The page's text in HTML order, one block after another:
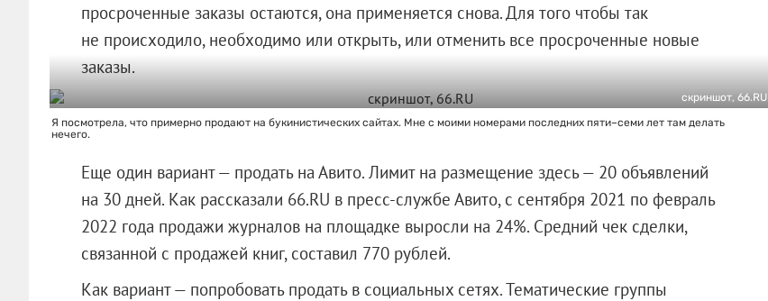
просроченные заказы остаются, она применяется снова. Для того чтобы так
не происходило, необходимо или открыть, или отменить все просроченные новые
заказы.
скриншот, 66.RU
Я посмотрела, что примерно продают на букинистических сайтах. Мне с моими номерами последних пяти–семи лет там делать
нечего.
Еще один вариант — продать на Авито. Лимит на размещение здесь — 20 объявлений
на 30 дней. Как рассказали 66.RU в пресс-службе Авито, с сентября 2021 по февраль
2022 года продажи журналов на площадке выросли на 24%. Средний чек сделки,
связанной с продажей книг, составил 770 рублей.
Как вариант — попробовать продать в социальных сетях. Тематические группы